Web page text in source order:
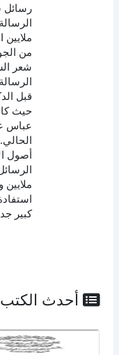
رسائل
من
شعر
قبل
حيث
عباس
الحالي.
أصول
كبير
أحدث